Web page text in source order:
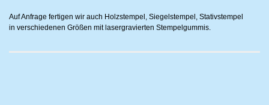
Auf Anfrage fertigen wir auch Holzstempel, Siegelstempel, Stativstempel
in verschiedenen Größen mit lasergravierten Stempelgummis.